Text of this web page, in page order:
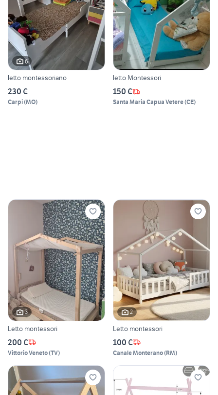
6
letto montessoriano
230 €
Carpi(MO)
letto Montessori
150 €
Santa Maria Capua Vetere(CE)
3
Letto montessori
200 €
Vittorio Veneto(TV)
2
Letto montessori
100 €
Canale Monterano(RM)